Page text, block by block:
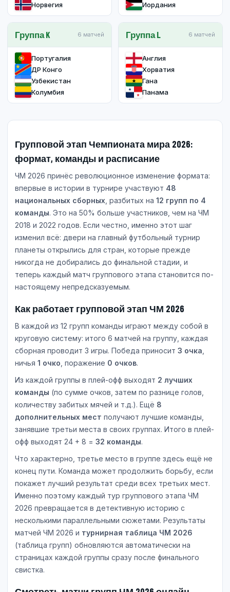
Норвегия
Иордания
Группа K 6 матчей
Португалия
ДР Конго
Узбекистан
Колумбия
Группа L 6 матчей
Англия
Хорватия
Гана
Панама
Групповой этап Чемпионата мира 2026:
формат, команды и расписание
ЧМ 2026 принёс революционное изменение формата:
впервые в истории в турнире участвуют 48
национальных сборных , разбитых на 12 групп по 4
команды. Это на 50% больше участников, чем на ЧМ
2018 и 2022 годов. Если честно, именно этот шаг
изменил всё: двери на главный футбольный турнир
планеты открылись для стран, которые прежде
никогда не добирались до финальной стадии, и
теперь каждый матч группового этапа становится по-
настоящему непредсказуемым.
Как работает групповой этап ЧМ 2026
В каждой из 12 групп команды играют между собой в
круговую систему: итого 6 матчей на группу, каждая
сборная проводит 3 игры. Победа приносит 3 очка
ничья 1 очко , поражение 0 очков.
Из каждой группы в плей-офф выходят 2 лучших
команды (по сумме очков, затем по разнице голов,
количеству забитых мячей и т.д.). Ещё 8
дополнительных мест получают лучшие команды,
занявшие третьи места в своих группах. Итого в плей-
офф выходят 24 + 8 = 32 команды.
Что характерно, третье место в группе здесь ещё не
конец пути. Команда может продолжить борьбу, если
покажет лучший результат среди всех третьих мест.
Именно поэтому каждый тур группового этапа ЧМ
2026 превращается в детективную историю с
несколькими параллельными сюжетами. Результаты
матчей ЧМ 2026 и турнирная таблица ЧМ 2026
(таблица групп) обновляются автоматически на
страницах каждой группы сразу после финального
свистка.